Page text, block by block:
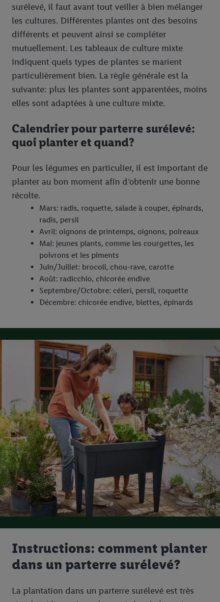
surélevé, il faut avant tout veiller à bien mélanger
les cultures. Différentes plantes ont des besoins
différents et peuvent ainsi se compléter
mutuellement. Les tableaux de culture mixte
indiquent quels types de plantes se marient
particulièrement bien. La règle générale est la
suivante: plus les plantes sont apparentées, moins
elles sont adaptées à une culture mixte.
Calendrier pour parterre surélevé:
quoi planter et quand?
Pour les légumes en particulier, il est important de
planter au bon moment afin d’obtenir une bonne
récolte.
Mars: radis, roquette, salade à couper, épinards,
radis, persil
Avril: oignons de printemps, oignons, poireaux
Mai: jeunes plants, comme les courgettes, les
poivrons et les piments
Juin/Juillet: brocoli, chou-rave, carotte
Août: radicchio, chicorée endive
Septembre/Octobre: céleri, persil, roquette
Décembre: chicorée endive, blettes, épinards
Instructions: comment planter
dans un parterre surélevé?
La plantation dans un parterre surélevé est très